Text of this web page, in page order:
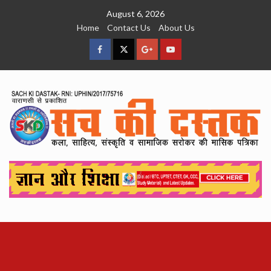
August 6, 2026
Home
Contact Us About Us
facebookTwitterGoogleYouTube